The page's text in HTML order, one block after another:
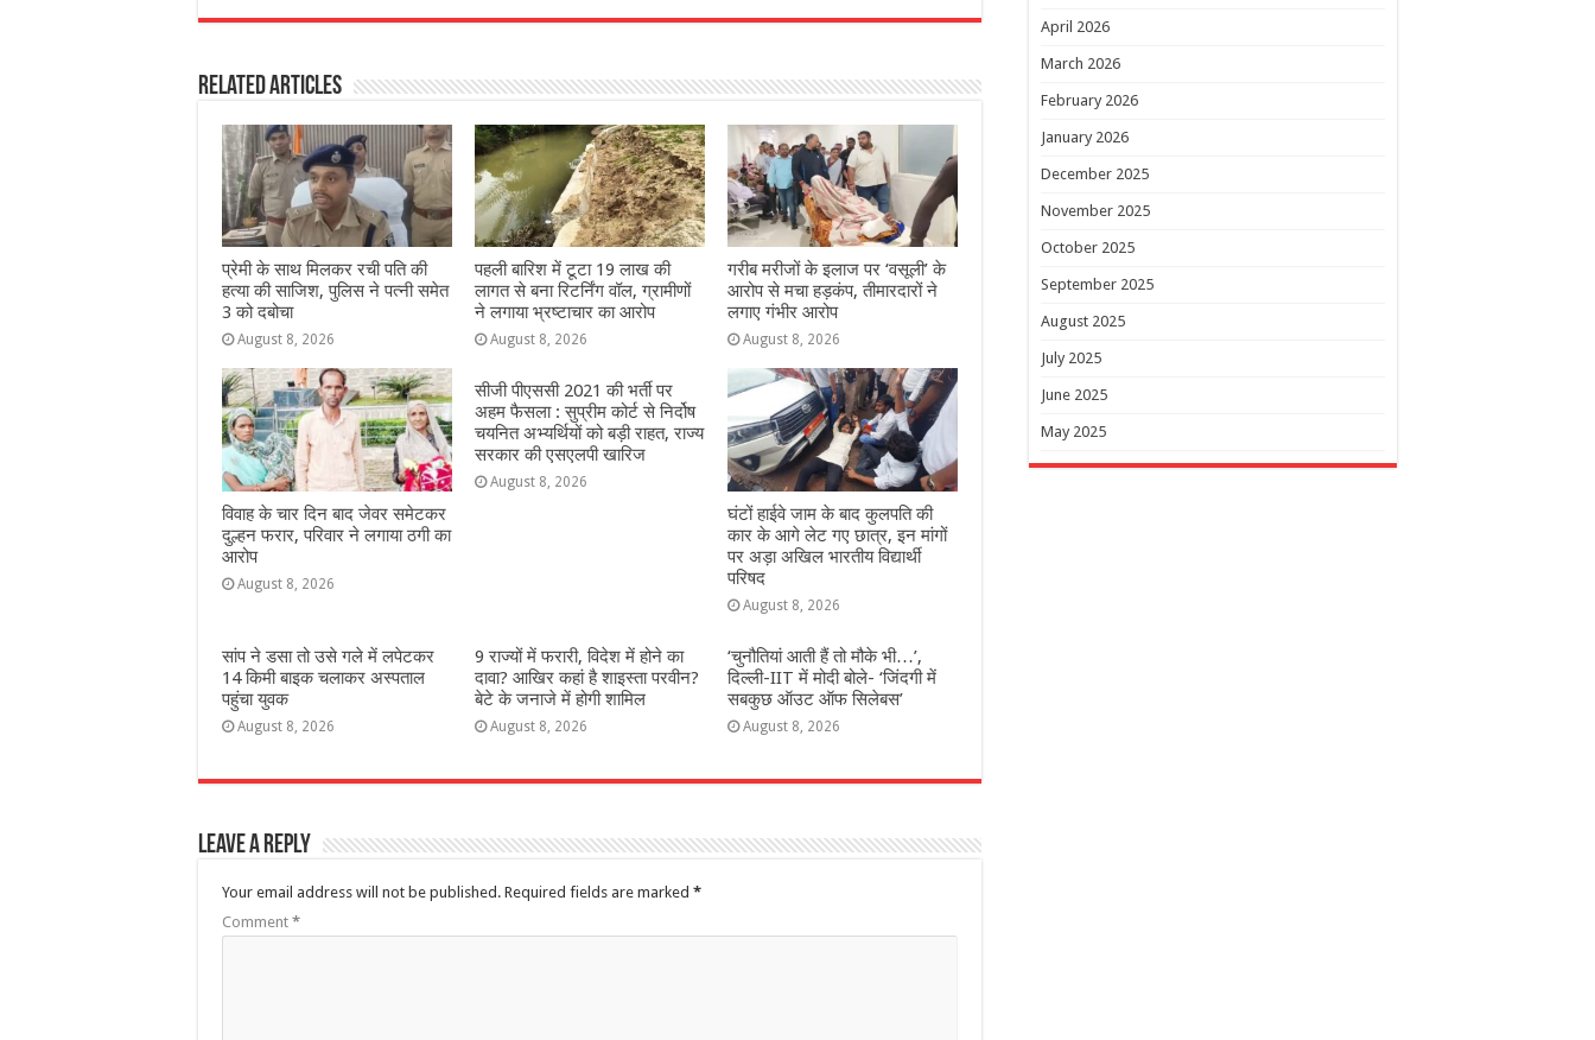
c
e
b
o
o
k
at
s
A
p
p
ss
n
g
e
r
itt
r
e
ra
m
ar
Related Articles
प्रेमी के साथ मिलकर रची पति की
हत्या की साजिश, पुलिस ने पत्नी समेत
3 को दबोचा
August 8, 2026
पहली बारिश में टूटा 19 लाख की
लागत से बना रिटर्निंग वॉल, ग्रामीणों
ने लगाया भ्रष्टाचार का आरोप
August 8, 2026
गरीब मरीजों के इलाज पर ‘वसूली’ के
आरोप से मचा हड़कंप, तीमारदारों ने
लगाए गंभीर आरोप
August 8, 2026
विवाह के चार दिन बाद जेवर समेटकर
दुल्हन फरार, परिवार ने लगाया ठगी का
आरोप
August 8, 2026
सीजी पीएससी 2021 की भर्ती पर
अहम फैसला : सुप्रीम कोर्ट से निर्दोष
चयनित अभ्यर्थियों को बड़ी राहत, राज्य
सरकार की एसएलपी खारिज
August 8, 2026
घंटों हाईवे जाम के बाद कुलपति की
कार के आगे लेट गए छात्र, इन मांगों
पर अड़ा अखिल भारतीय विद्यार्थी
परिषद
August 8, 2026
सांप ने डसा तो उसे गले में लपेटकर
14 किमी बाइक चलाकर अस्पताल
पहुंचा युवक
August 8, 2026
9 राज्‍यों में फरारी, व‍िदेश में होने का
दावा? आख‍िर कहां है शाइस्‍ता परवीन?
बेटे के जनाजे में होगी शामिल
August 8, 2026
‘चुनौतियां आती हैं तो मौके भी…’,
दिल्ली-IIT में मोदी बोले- ‘जिंदगी में
सबकुछ ऑउट ऑफ सिलेबस’
August 8, 2026
Leave a Reply
Your email address will not be published. Required fields are marked *
Comment *
April 2026
March 2026
February 2026
January 2026
December 2025
November 2025
October 2025
September 2025
August 2025
July 2025
June 2025
May 2025